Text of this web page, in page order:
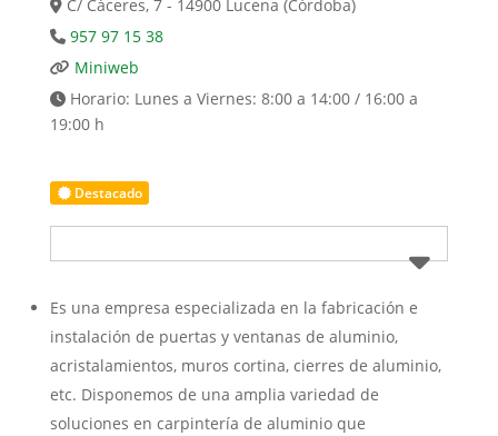
C/ Cáceres, 7 - 14900 Lucena (Córdoba)
957 97 15 38
Miniweb
Horario: Lunes a Viernes: 8:00 a 14:00 / 16:00 a
19:00 h
Destacado
Es una empresa especializada en la fabricación e
instalación de puertas y ventanas de aluminio,
acristalamientos, muros cortina, cierres de aluminio,
etc. Disponemos de una amplia variedad de
soluciones en carpintería de aluminio que